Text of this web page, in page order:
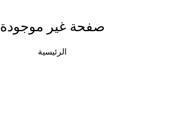
صفحة غير موجودة
الرئيسية